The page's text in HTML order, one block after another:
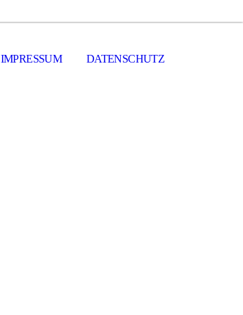
IMPRESSUM DATENSCHUTZ